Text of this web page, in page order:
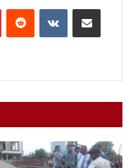
PinterestReddit VKontakteShare via Email